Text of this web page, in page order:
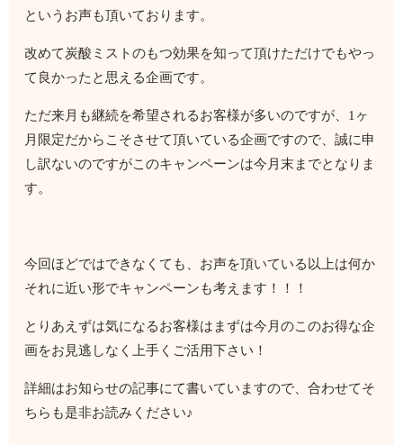
というお声も頂いております。
改めて炭酸ミストのもつ効果を知って頂けただけでもやっ
て良かったと思える企画です。
ただ来月も継続を希望されるお客様が多いのですが、1ヶ
月限定だからこそさせて頂いている企画ですので、誠に申
し訳ないのですがこのキャンペーンは今月末までとなりま
す。
今回ほどではできなくても、お声を頂いている以上は何か
それに近い形でキャンペーンも考えます！！！
とりあえずは気になるお客様はまずは今月のこのお得な企
画をお見逃しなく上手くご活用下さい！
詳細はお知らせの記事にて書いていますので、合わせてそ
ちらも是非お読みください♪